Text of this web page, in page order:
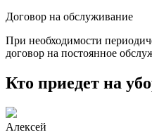
Договор на обслуживание
При необходимости
договор на постоянное
Кто приедет на
Алексей